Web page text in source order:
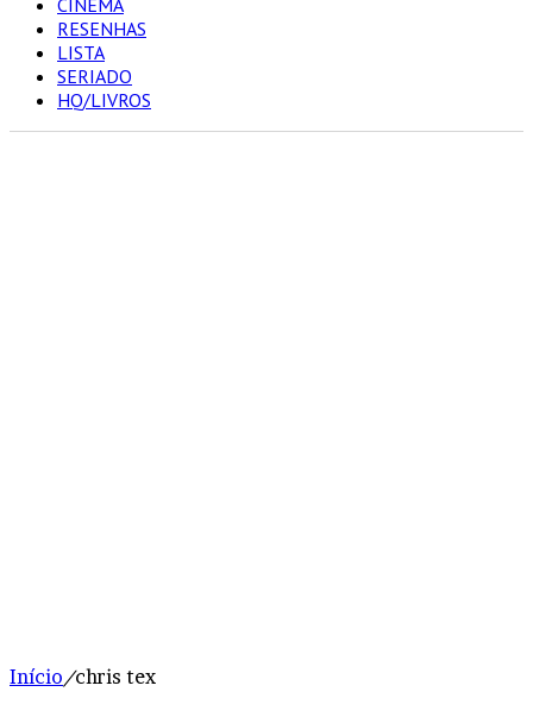
CINEMA
RESENHAS
LISTA
SERIADO
HQ/LIVROS
Início/chris tex